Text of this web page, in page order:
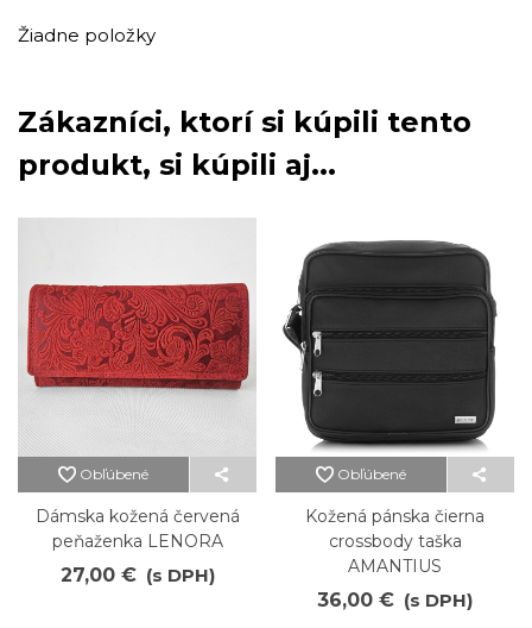
Žiadne položky
Zákazníci, ktorí si kúpili tento
produkt, si kúpili aj...
Obľúbené
Dámska kožená červená
peňaženka LENORA
27,00 € (s DPH)
Obľúbené
Kožená pánska čierna
crossbody taška
AMANTIUS
36,00 € (s DPH)